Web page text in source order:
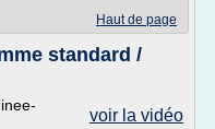
Haut de page
standard /
voir la vidéo